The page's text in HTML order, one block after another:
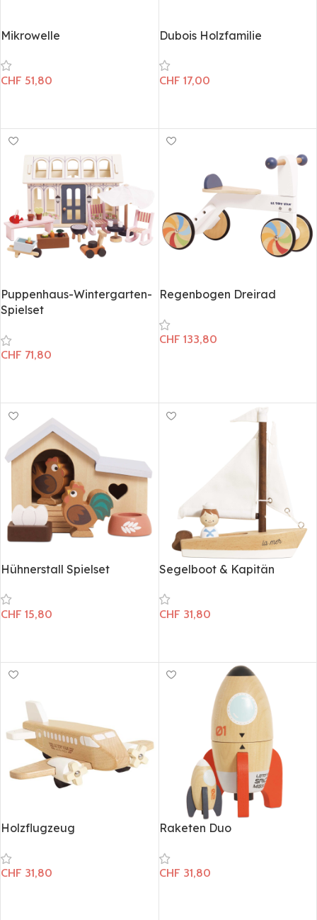
Mikrowelle
CHF 51,80
Dubois Holzfamilie
CHF 17,00
Puppenhaus-Wintergarten-
Spielset
CHF 71,80
Regenbogen Dreirad
CHF 133,80
Hühnerstall Spielset
CHF 15,80
Segelboot & Kapitän
CHF 31,80
Holzflugzeug
CHF 31,80
Raketen Duo
CHF 31,80